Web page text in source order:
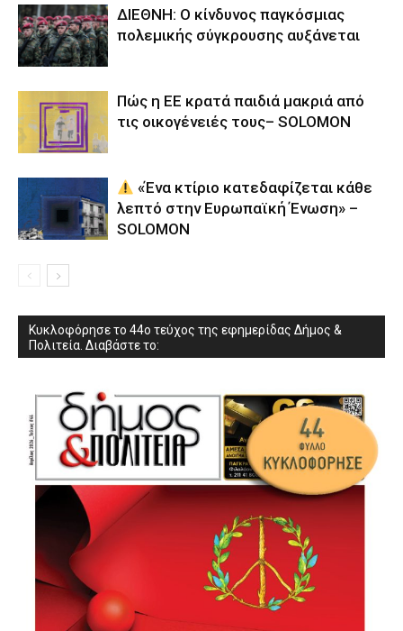
ΔΙΕΘΝΗ: Ο κίνδυνος παγκόσμιας
πολεμικής σύγκρουσης αυξάνεται
Πώς η ΕΕ κρατά παιδιά μακριά από
τις οικογένειές τους– SOLOMON
«Ένα κτίριο κατεδαφίζεται κάθε
λεπτό στην Ευρωπαϊκή Ένωση» –
SOLOMON
Κυκλοφόρησε το 44ο τεύχος της εφημερίδας Δήμος &
Πολιτεία. Διαβάστε το: